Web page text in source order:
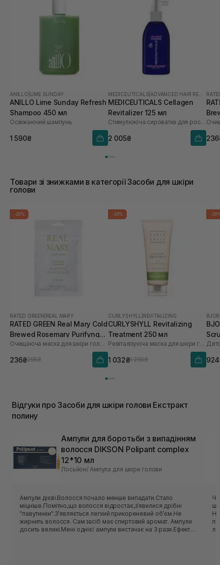
ANILLO LIME SUNDAY
ANILLO Lime Sunday Refresh
Shampoo 450 мл
Освіжаючий шампунь
1 590₴
MEDICEUTICALS | ADVANCED HAIR RESTORATION TECHNOLOGY WOMEN
MEDICEUTICALS Cellagen
Revitalizer 125 мл
Стимулююча сироватка для росту волосся та здоров’я шкіри голови
2 005₴
Товари зі знижками в категорії Засоби для шкіри
голови
-20%
RATED GREEN REAL MARY
RATED GREEN Real Mary Cold
Brewed Rosemary Purifyng
Scalp Scaler 50 мл
Очищаюча маска для шкіри голови з морською сіллю
236₴295₴
-20%
CURLYSHYLL REVITALIZING
CURLYSHYLL Revitalizing
Treatment 250 мл
Ревіталізуюча маска для шкіри голови та волосся
1 032₴1 290₴
-
Відгуки про Засоби для шкіри голови Екстракт
полину
Ампули для боротьби з випадінням
волосся DIKSON Polipant complex
12*10 мл
Лосьйон/ Ампула для шкіри голови
Ампули дієві.Волосся почало менше випадати.Стало
міцніше.Помітно,що волосся відростає,зʼявилися дрібні
"павутинки".Зʼявляється легкий прикореневий обʼєм.Не
жирнить волосся. Сам засіб має спиртовий аромат. Ампули
досить великі.Мені однієї ампули вистачає на 3 рази.Ефект